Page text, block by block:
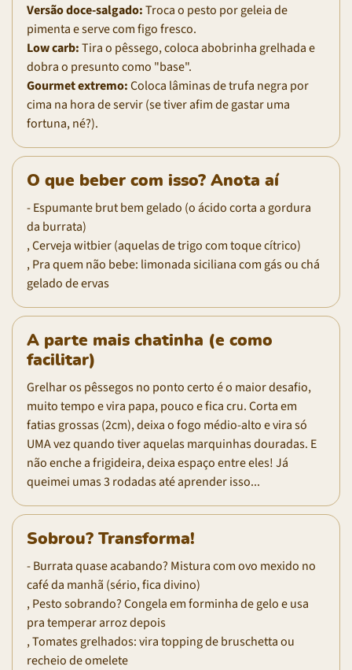
Versão doce-salgado:Troca o pesto por geleia de
pimenta e serve com figo fresco.
Low carb:Tira o pêssego, coloca abobrinha grelhada e
dobra o presunto como "base".
Gourmet extremo:Coloca lâminas de trufa negra por
cima na hora de servir (se tiver afim de gastar uma
fortuna, né?).
O que beber com isso? Anota aí
- Espumante brut bem gelado (o ácido corta a gordura
da burrata)
, Cerveja witbier (aquelas de trigo com toque cítrico)
, Pra quem não bebe: limonada siciliana com gás ou chá
gelado de ervas
A parte mais chatinha (e como
facilitar)
Grelhar os pêssegos no ponto certo é o maior desafio,
muito tempo e vira papa, pouco e fica cru. Corta em
fatias grossas (2cm), deixa o fogo médio-alto e vira só
UMA vez quando tiver aquelas marquinhas douradas. E
não enche a frigideira, deixa espaço entre eles! Já
queimei umas 3 rodadas até aprender isso...
Sobrou? Transforma!
- Burrata quase acabando? Mistura com ovo mexido no
café da manhã (sério, fica divino)
, Pesto sobrando? Congela em forminha de gelo e usa
pra temperar arroz depois
, Tomates grelhados: vira topping de bruschetta ou
recheio de omelete